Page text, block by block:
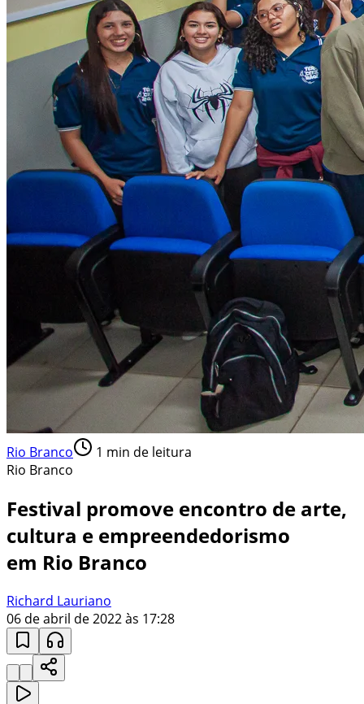
Rio Branco 1 min de leitura
Rio Branco
Festival promove encontro de arte,
cultura e empreendedorismo
em Rio Branco
Richard Lauriano
06 de abril de 2022 às 17:28